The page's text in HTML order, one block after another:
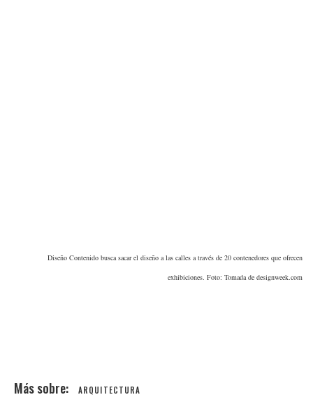
Diseño Contenido busca sacar el diseño a las calles a través de 20 contenedores que ofrecen
exhibiciones. Foto: Tomada de designweek.com
ARQUITECTURA